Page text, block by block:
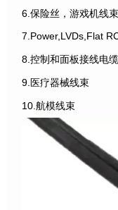
6.保险丝，游戏机线束
7.Power,LVDs,Flat
8.控制和面板接线电
9.医疗器械线束
10.航模线束